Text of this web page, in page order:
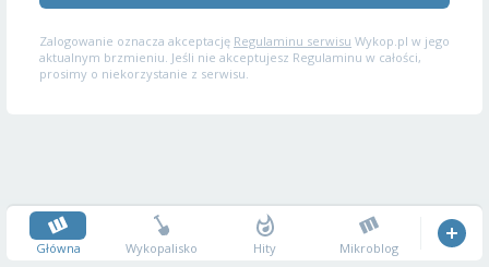
Zalogowanie oznacza akceptację Regulaminu serwisu Wykop.pl w jego
aktualnym brzmieniu. Jeśli nie akceptujesz Regulaminu w całości,
prosimy o niekorzystanie z serwisu.
Główna Wykopalisko Hity Mikroblog